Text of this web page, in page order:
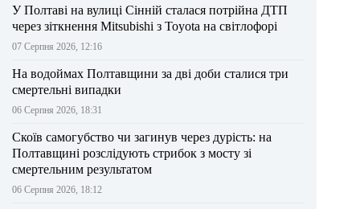
У Полтаві на вулиці Сінній сталася потрійна ДТП
через зіткнення Mitsubishi з Toyota на світлофорі
07 Серпня 2026, 12:16
На водоймах Полтавщини за дві доби сталися три
смертельні випадки
06 Серпня 2026, 18:31
Скоїв самогубство чи загинув через дурість: на
Полтавщині розслідують стрибок з мосту зі
смертельним результатом
06 Серпня 2026, 18:12